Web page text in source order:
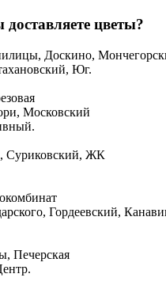
цветы?
Доскино,
Юг.
Московский
Суриковский, ЖК
Гордеевский,
Печерская